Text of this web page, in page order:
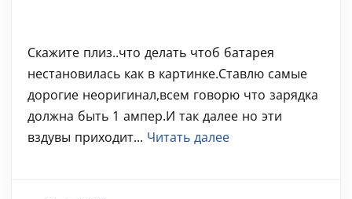
Скажите плиз..что делать чтоб батарея
нестановилась как в картинке.Ставлю самые
дорогие неоригинал,всем говорю что зарядка
должна быть 1 ампер.И так далее но эти
вздувы приходит... Читать далее